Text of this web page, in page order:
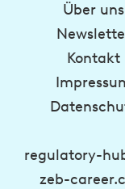
Über uns
Kontakt
regulatory-
zeb-